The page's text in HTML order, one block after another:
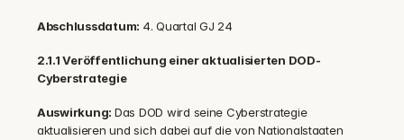
Abschlussdatum: 4. Quartal GJ 24
2.1.1 Veröffentlichung einer aktualisierten DOD-
Cyberstrategie
Auswirkung: Das DOD wird seine Cyberstrategie
aktualisieren und sich dabei auf die von Nationalstaaten